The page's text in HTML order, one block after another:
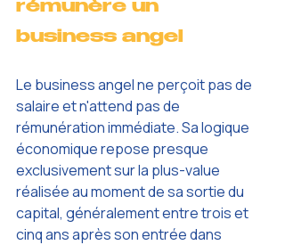
rémunère un
business angel
Le business angel ne perçoit pas de
salaire et n'attend pas de
rémunération immédiate. Sa logique
économique repose presque
exclusivement sur la plus-value
réalisée au moment de sa sortie du
capital, généralement entre trois et
cinq ans après son entrée dans